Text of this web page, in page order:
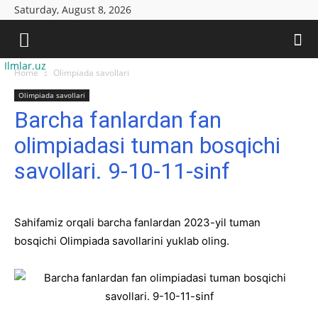
Saturday, August 8, 2026
Ilmlar.uz
Home Olimpiada savollari
Olimpiada savollari
Barcha fanlardan fan
olimpiadasi tuman bosqichi
savollari. 9-10-11-sinf
Sahifamiz orqali barcha fanlardan 2023-yil tuman
bosqichi Olimpiada savollarini yuklab oling.